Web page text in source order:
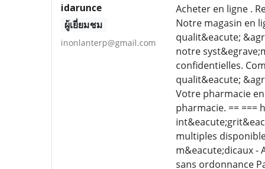
idarunce
ผู้เยี่ยมชม
inonlanterp@gmail.com
Acheter en ligne .
Notre magasin en
qualit&eacute;
notre
confidentielles.
qualit&eacute;
Votre pharmacie
pharmacie. == ===
multiples
m&eacute;dicaux -
sans ordonnance